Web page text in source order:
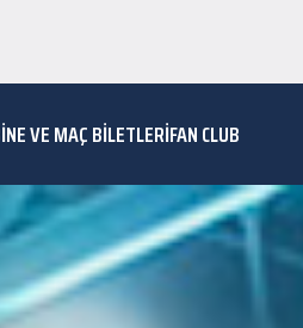
VE MAÇ BİLETLERİFAN CLUB